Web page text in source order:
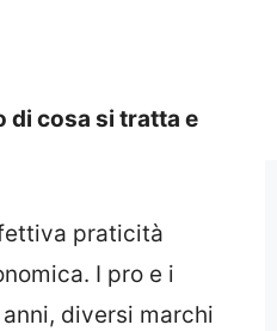
di cosa si tratta e
praticità
I pro e i
diversi marchi